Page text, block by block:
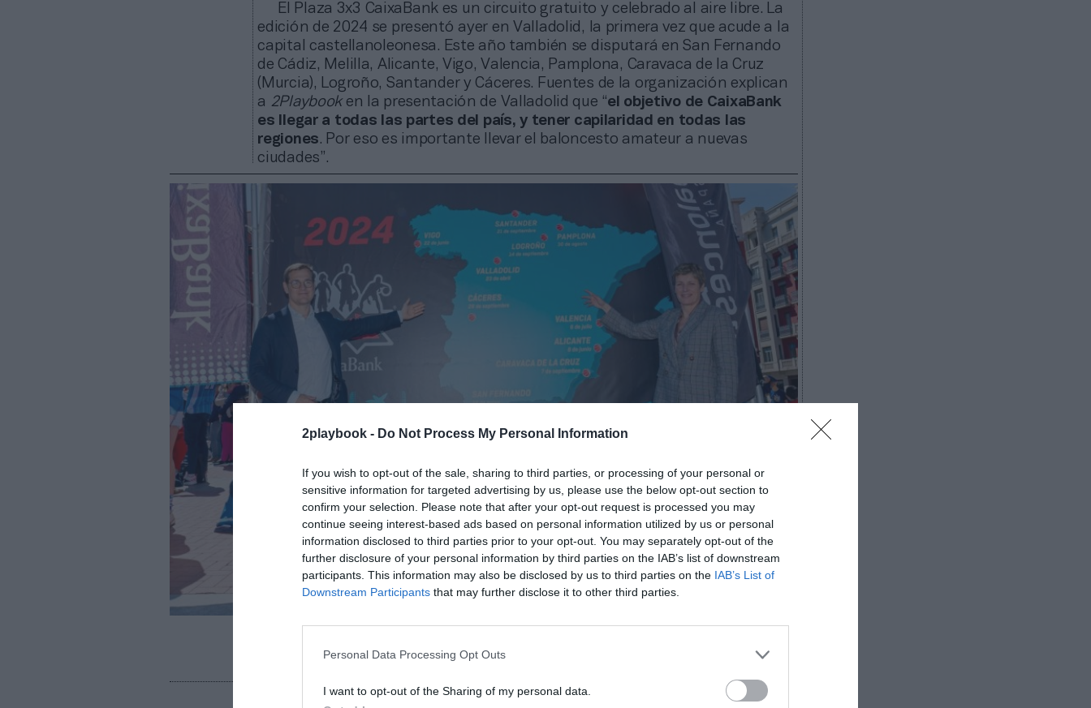
2playbook - Do Not Process My Personal Information
If you wish to opt-out of the sale, sharing to third parties, or processing of your personal or
sensitive information for targeted advertising by us, please use the below opt-out section to
confirm your selection. Please note that after your opt-out request is processed you may
continue seeing interest-based ads based on personal information utilized by us or personal
information disclosed to third parties prior to your opt-out. You may separately opt-out of the
further disclosure of your personal information by third parties on the IAB’s list of downstream
participants. This information may also be disclosed by us to third parties on the IAB’s List of
Downstream Participants that may further disclose it to other third parties.
Personal Data Processing Opt Outs
I want to opt-out of the Sharing of my personal data.
El Plaza 3x3 CaixaBank es un circuito gratuito y celebrado al aire libre. La
edición de 2024 se presentó ayer en Valladolid, la primera vez que acude a la
capital castellanoleonesa. Este año también se disputará en San Fernando
de Cádiz, Melilla, Alicante, Vigo, Valencia, Pamplona, Caravaca de la Cruz
(Murcia), Logroño, Santander y Cáceres. Fuentes de la organización explican
a 2Playbook en la presentación de Valladolid que “el objetivo de CaixaBank
es llegar a todas las partes del país, y tener capilaridad en todas las
regiones. Por eso es importante llevar el baloncesto amateur a nuevas
ciudades”.
de la FEB, en la presentación del Plaza 3x3 CaixaBank 2024
La compañía también ha apostado por hacer coincidir su circuito con